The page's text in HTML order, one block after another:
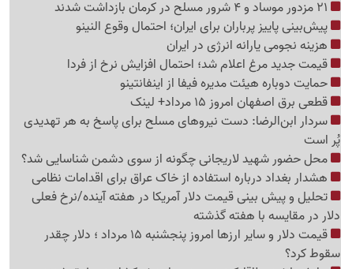
پیش‌بینی پاییز پرباران برای ایران؛ احتمال وقوع النینو
هزینه نجومی یارانه انرژی در ایران
قیمت جدید مرغ اعلام شد؛ احتمال افزایش نرخ از فردا
حمایت دوباره هیئت مدیره فیفا از اینفانتینو
قطعی برق اصفهان امروز 15 مرداد+ لینک
سردار ابن‌الرضا: دست نیروهای مسلح برای پاسخ به هر تهدیدی
پُر است
محل حضور شهید لاریجانی چگونه از سوی دشمن شناسایی شد؟
هشدار بغداد درباره استفاده از خاک عراق برای اقدامات نظامی
تحلیل و پیش بینی قیمت دلار آمریکا در هفته آینده/نرخ فعلی
دلار در مقایسه با هفته گذشته
قیمت دلار و سایر ارزها امروز پنجشنبه 15 مرداد ؛ دلار چقدر
سقوط کرد؟